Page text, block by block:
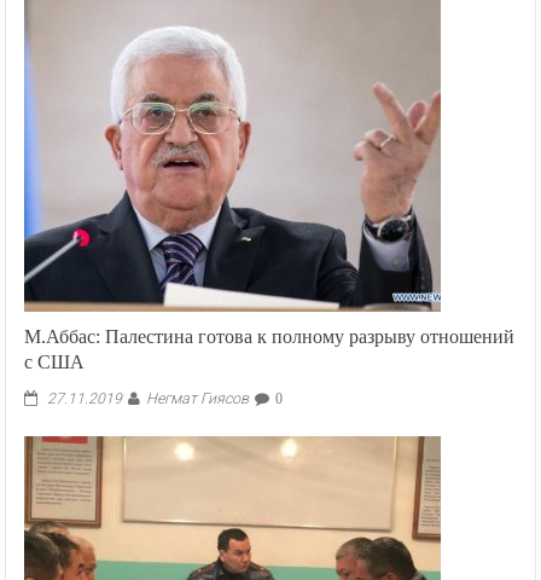
М.Аббас: Палестина готова к полному разрыву отношений
с США
27.11.2019 Негмат Гиясов 0